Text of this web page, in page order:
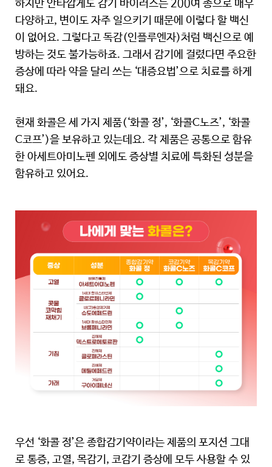
하지만 안타깝게도 감기 바이러스는 200여 종으로 매우
다양하고, 변이도 자주 일으키기 때문에 이렇다 할 백신
이 없어요. 그렇다고 독감(인플루엔자)처럼 백신으로 예
방하는 것도 불가능하죠. 그래서 감기에 걸렸다면 주요한
증상에 따라 약을 달리 쓰는 ‘대증요법’으로 치료를 하게
돼요.
현재 화콜은 세 가지 제품(‘화콜 정’, ‘화콜C노즈’, ‘화콜
C코프’)을 보유하고 있는데요. 각 제품은 공통으로 함유
한 아세트아미노펜 외에도 증상별 치료에 특화된 성분을
함유하고 있어요.
우선 ‘화콜 정’은 종합감기약이라는 제품의 포지션 그대
로 통증, 고열, 목감기, 코감기 증상에 모두 사용할 수 있